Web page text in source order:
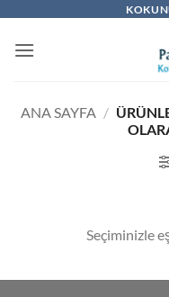
ANA SAYFA /
Seçiminizle